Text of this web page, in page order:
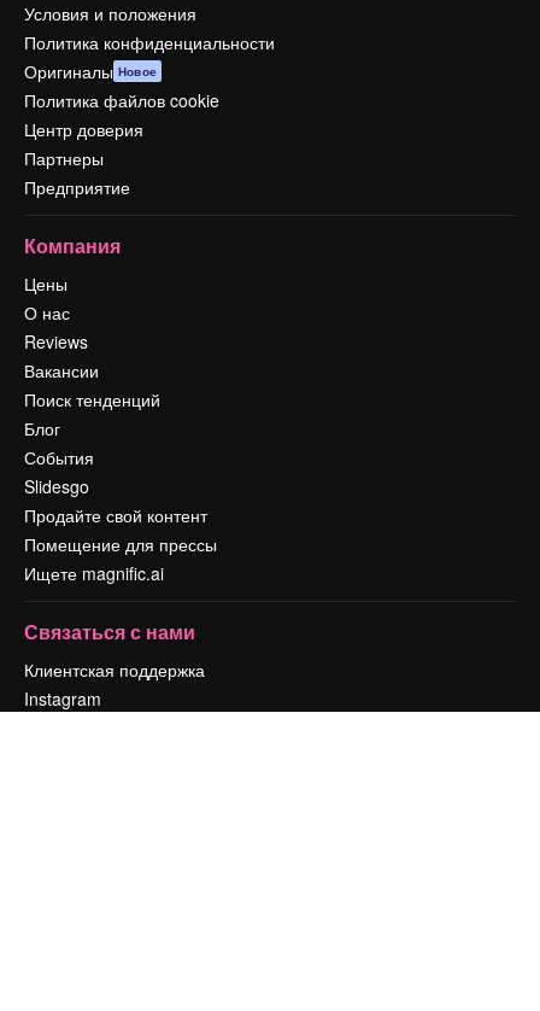
Условия и положения
Политика конфиденциальности
Оригиналы Новое
Политика файлов cookie
Центр доверия
Партнеры
Предприятие
Компания
Цены
О нас
Reviews
Вакансии
Поиск тенденций
Блог
События
Slidesgo
Продайте свой контент
Помещение для прессы
Ищете magnific.ai
Связаться с нами
Клиентская поддержка
Instagram